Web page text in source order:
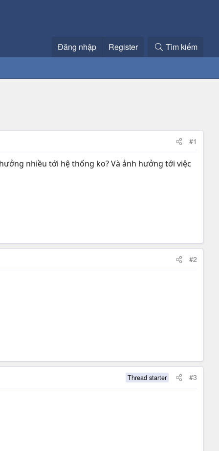
Đăng nhập Register Tìm kiếm
#1
nhiều tới hệ thống ko? Và ảnh hưởng tới việc
#2
Thread starter #3